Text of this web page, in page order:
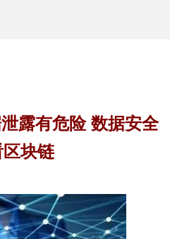
露有危险 数据安全
块链